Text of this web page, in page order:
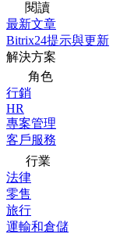
閱讀
最新文章
Bitrix24提示與更新
解決方案
角色
行銷
HR
專案管理
客戶服務
行業
法律
零售
旅行
運輸和倉儲